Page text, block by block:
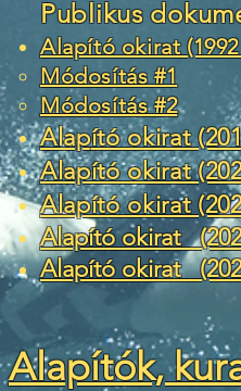
Publikus
Alapító okirat (1992
Módosítás #1
Módosítás #2
Alapító okirat
Alapító okirat
Alapító okirat
Alapító okirat
Alapító okirat
Alapítók,